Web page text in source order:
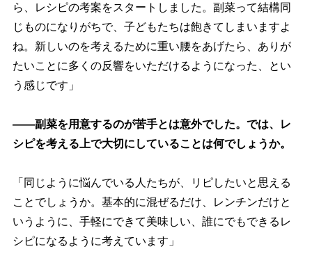
ら、レシピの考案をスタートしました。副菜って結構同
じものになりがちで、子どもたちは飽きてしまいますよ
ね。新しいのを考えるために重い腰をあげたら、ありが
たいことに多くの反響をいただけるようになった、とい
う感じです」
――副菜を用意するのが苦手とは意外でした。では、レ
シピを考える上で大切にしていることは何でしょうか。
「同じように悩んでいる人たちが、リピしたいと思える
ことでしょうか。基本的に混ぜるだけ、レンチンだけと
いうように、手軽にできて美味しい、誰にでもできるレ
シピになるように考えています」